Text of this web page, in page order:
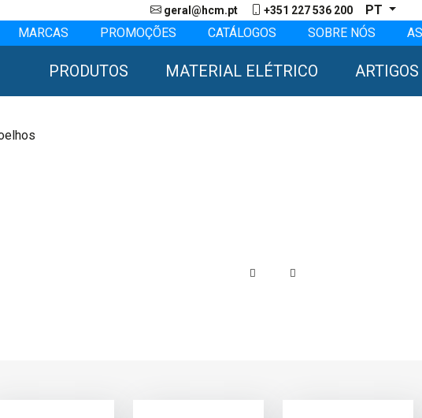
geral@hcm.pt +351 227 536 200
PT
MARCAS
PROMOÇÕES CATÁLOGOS SOBRE NÓS
PRODUTOS MATERIAL ELÉTRICO